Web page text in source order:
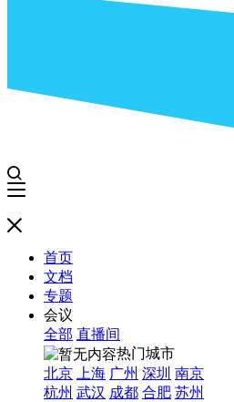
首页
文档
专题
会议
全部 直播间
热门城市
北京
上海 广州 深圳 南京
杭州 武汉 成都 合肥 苏州